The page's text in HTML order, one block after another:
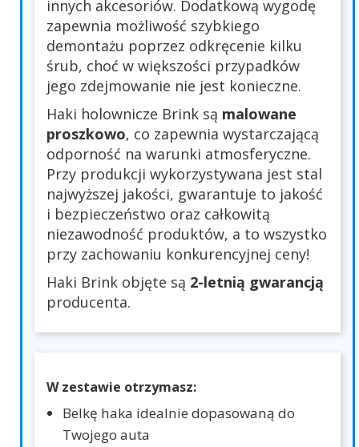
innych akcesoriów. Dodatkową wygodę
zapewnia możliwość szybkiego
demontażu poprzez odkręcenie kilku
śrub, choć w większości przypadków
jego zdejmowanie nie jest konieczne.
Haki holownicze Brink są malowane
proszkowo, co zapewnia wystarczającą
odporność na warunki atmosferyczne.
Przy produkcji wykorzystywana jest stal
najwyższej jakości, gwarantuje to jakość
i bezpieczeństwo oraz całkowitą
niezawodność produktów, a to wszystko
przy zachowaniu konkurencyjnej ceny!
Haki Brink objęte są 2-letnią gwarancją
producenta.
W zestawie otrzymasz:
Belkę haka idealnie dopasowaną do
Twojego auta